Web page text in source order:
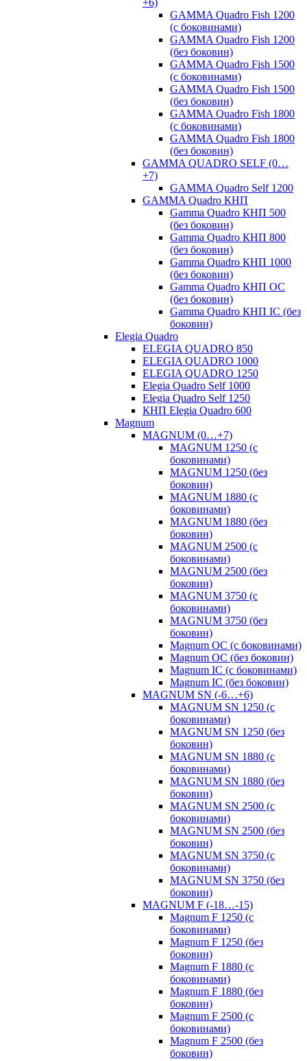
GAMMA Quadro Fish 1200
(с боковинами)
GAMMA Quadro Fish 1200
(без боковин)
GAMMA Quadro Fish 1500
(с боковинами)
GAMMA Quadro Fish 1500
(без боковин)
GAMMA Quadro Fish 1800
(с боковинами)
GAMMA Quadro Fish 1800
(без боковин)
GAMMA QUADRO SELF (0…
+7)
GAMMA Quadro Self 1200
GAMMA Quadro КНП
Gamma Quadro КНП 500
(без боковин)
Gamma Quadro КНП 800
(без боковин)
Gamma Quadro КНП 1000
(без боковин)
Gamma Quadro КНП OC
(без боковин)
Gamma Quadro КНП IC (без
боковин)
Elegia Quadro
ELEGIA QUADRO 850
ELEGIA QUADRO 1000
ELEGIA QUADRO 1250
Elegia Quadro Self 1000
Elegia Quadro Self 1250
КНП Elegia Quadro 600
Magnum
MAGNUM (0…+7)
MAGNUM 1250 (с
боковинами)
MAGNUM 1250 (без
боковин)
MAGNUM 1880 (с
боковинами)
MAGNUM 1880 (без
боковин)
MAGNUM 2500 (с
боковинами)
MAGNUM 2500 (без
боковин)
MAGNUM 3750 (с
боковинами)
MAGNUM 3750 (без
боковин)
Magnum OC (с боковинами)
Magnum OC (без боковин)
Magnum IC (с боковинами)
Magnum IC (без боковин)
MAGNUM SN (-6…+6)
MAGNUM SN 1250 (с
боковинами)
MAGNUM SN 1250 (без
боковин)
MAGNUM SN 1880 (с
боковинами)
MAGNUM SN 1880 (без
боковин)
MAGNUM SN 2500 (с
боковинами)
MAGNUM SN 2500 (без
боковин)
MAGNUM SN 3750 (с
боковинами)
MAGNUM SN 3750 (без
боковин)
MAGNUM F (-18…-15)
Magnum F 1250 (с
боковинами)
Magnum F 1250 (без
боковин)
Magnum F 1880 (с
боковинами)
Magnum F 1880 (без
боковин)
Magnum F 2500 (с
боковинами)
Magnum F 2500 (без
боковин)